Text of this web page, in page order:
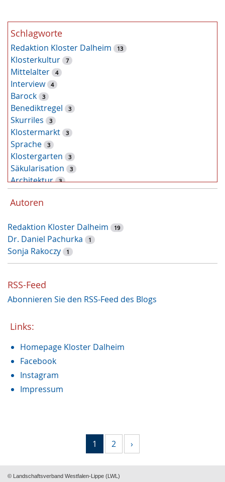
Schlagworte
Redaktion Kloster Dalheim 13
Klosterkultur 7
Mittelalter 4
Interview 4
Barock 3
Benediktregel 3
Skurriles 3
Klostermarkt 3
Sprache 3
Klostergarten 3
Säkularisation 3
Architektur 3
Tiere
Pflanzen
Zufallsfund 2
Kunst 2
Klostermauer 1
Fasten 1
Handwerk
Dalheimer Sommer 1
Nonnenkloster
Augustinus von Hippo 1
Weihnachtszeit
Recht und Unrecht
Restauruierung
Et labora
Autoren
Redaktion Kloster Dalheim 19
Dr. Daniel Pachurka 1
Sonja Rakoczy 1
RSS-Feed
Abonnieren Sie den RSS-Feed des Blogs
Links:
Homepage Kloster Dalheim
Facebook
Instagram
Impressum
1 2 ›
© Landschaftsverband Westfalen-Lippe (LWL)